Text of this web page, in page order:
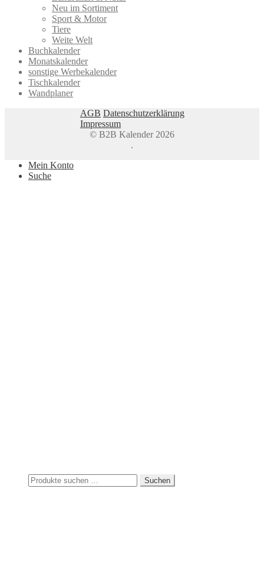
Neu im Sortiment
Sport & Motor
Tiere
Weite Welt
Buchkalender
Monatskalender
sonstige Werbekalender
Tischkalender
Wandplaner
AGB Datenschutzerklärung
Impressum
© B2B Kalender 2026
.
Mein Konto
Suche
Suchen
nach:
Suchen